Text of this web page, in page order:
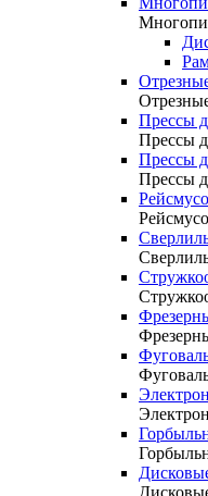
Прессы
Прессы
Прессы
Прессы